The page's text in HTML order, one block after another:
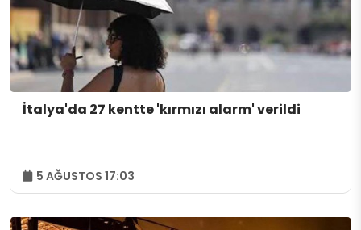
İtalya'da 27 kentte 'kırmızı alarm' verildi
5 AĞUSTOS 17:03